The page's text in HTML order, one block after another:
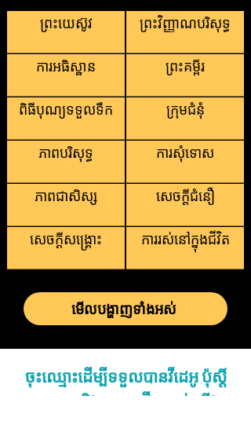
ព្រះយេស៊ូវ
ការអធិស្ឋាន
ពិធីបុណ្យទទួលទឹក
ភាពបរិសុទ្ធ
ភាពជាសិស្ស
សេចក្តីសង្រ្គោះ
ព្រះវិញ្ញាណបរិសុទ្ធ
ព្រះគម្ពីរ
ក្រុមជំនុំ
ការសុំទោស
សេចក្តីជំនឿ
ការរស់នៅក្នុងជីវិត
មើលបង្ហាញទាំងអស់
ចុះឈ្មោះដើម្បីទទួលបានវីដេអូ ប៉ុស្តិ៍
បោះពុម្ព និងអត្ថបទថ្មីៗរបស់យើង